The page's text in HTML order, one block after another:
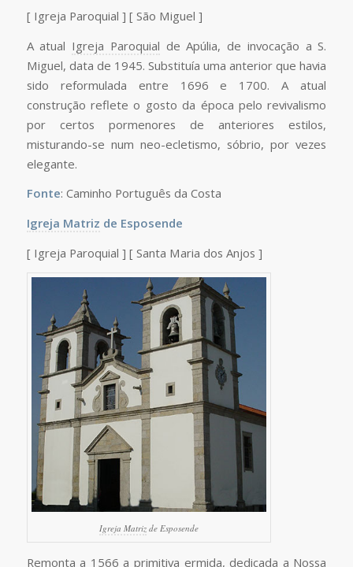
[ Igreja Paroquial ] [ São Miguel ]
A atual Igreja Paroquial de Apúlia, de invocação a S.
Miguel, data de 1945. Substituía uma anterior que havia
sido reformulada entre 1696 e 1700. A atual
construção reflete o gosto da época pelo revivalismo
por certos pormenores de anteriores estilos,
misturando-se num neo-ecletismo, sóbrio, por vezes
elegante.
Fonte: Caminho Português da Costa
Igreja Matriz de Esposende
[ Igreja Paroquial ] [ Santa Maria dos Anjos ]
Igreja Matrizde Esposende
Remonta a 1566 a primitiva ermida, dedicada a Nossa